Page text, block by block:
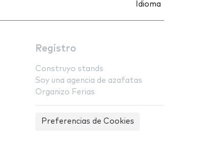
Idioma
Registro
Construyo stands
Soy una agencia de azafatas
Organizo Ferias
Preferencias de Cookies